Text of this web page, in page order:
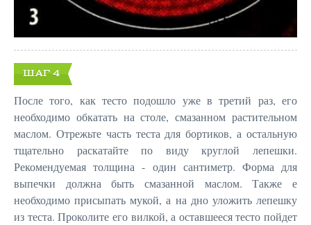
ШАГ 4
После того, как тесто подошло уже в третий раз, его
необходимо обкатать на столе, смазанном растительном
маслом. Отрежьте часть теста для бортиков, а остальную
тщательно раскатайте по виду круглой лепешки.
Рекомендуемая толщина - один сантиметр. Форма для
выпечки должна быть смазанной маслом. Также е
необходимо присыпать мукой, а на дно уложить лепешку
из теста. Проколите его вилкой, а оставшееся тесто пойдет